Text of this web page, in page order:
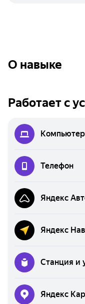
О навыке
Работает с
Телефон
Яндекс
Яндекс
Станция и
Яндекс